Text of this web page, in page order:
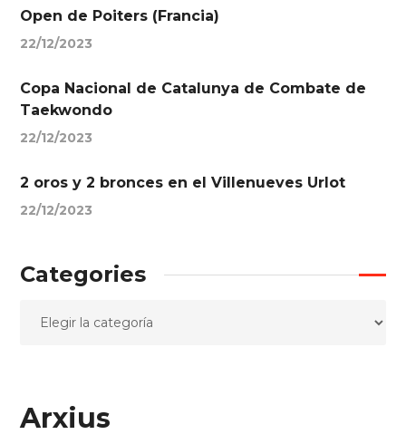
Open de Poiters (Francia)
22/12/2023
Copa Nacional de Catalunya de Combate de
Taekwondo
22/12/2023
2 oros y 2 bronces en el Villenueves Urlot
22/12/2023
Categories
Arxius